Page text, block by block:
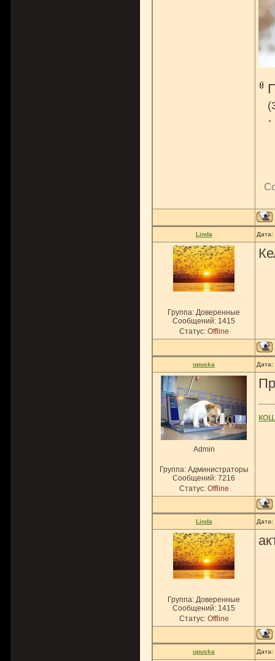
·
Linda Дата:
Группа: Доверенные
Сообщений: 1415
Статус: Offline
upuska Дата:
Admin
Группа: Администраторы
Сообщений: 7216
Статус: Offline
Linda
Группа: Доверенные
Сообщений: 1415
Статус: Offline
upuska